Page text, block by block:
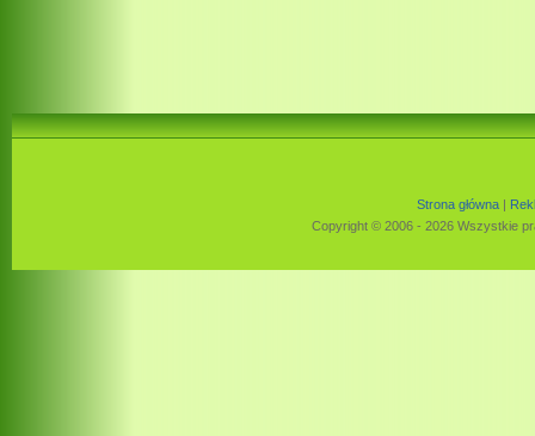
Strona główna|
Copyright © 2006 - 2026 Wszystkie